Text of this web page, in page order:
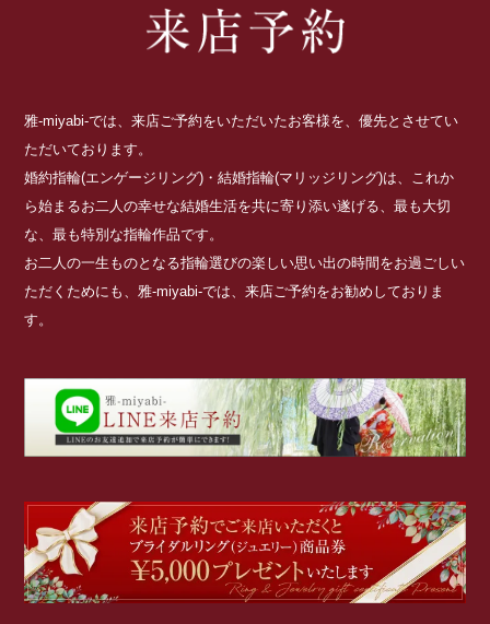
雅-miyabi-では、来店ご予約をいただいたお客様を、優先とさせてい
ただいております。
婚約指輪(エンゲージリング)・結婚指輪(マリッジリング)は、これか
ら始まるお二人の幸せな結婚生活を共に寄り添い遂げる、最も大切
な、最も特別な指輪作品です。
お二人の一生ものとなる指輪選びの楽しい思い出の時間をお過ごしい
ただくためにも、雅-miyabi-では、来店ご予約をお勧めしておりま
す。